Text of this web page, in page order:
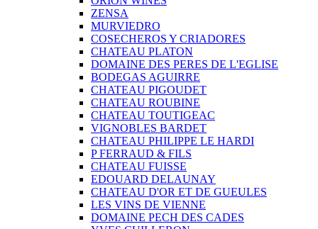
ZENSA
MURVIEDRO
COSECHEROS Y CRIADORES
CHATEAU PLATON
DOMAINE DES PERES DE L'EGLISE
BODEGAS AGUIRRE
CHATEAU PIGOUDET
CHATEAU ROUBINE
CHATEAU TOUTIGEAC
VIGNOBLES BARDET
CHATEAU PHILIPPE LE HARDI
P FERRAUD & FILS
CHATEAU FUISSE
EDOUARD DELAUNAY
CHATEAU D'OR ET DE GUEULES
LES VINS DE VIENNE
DOMAINE PECH DES CADES